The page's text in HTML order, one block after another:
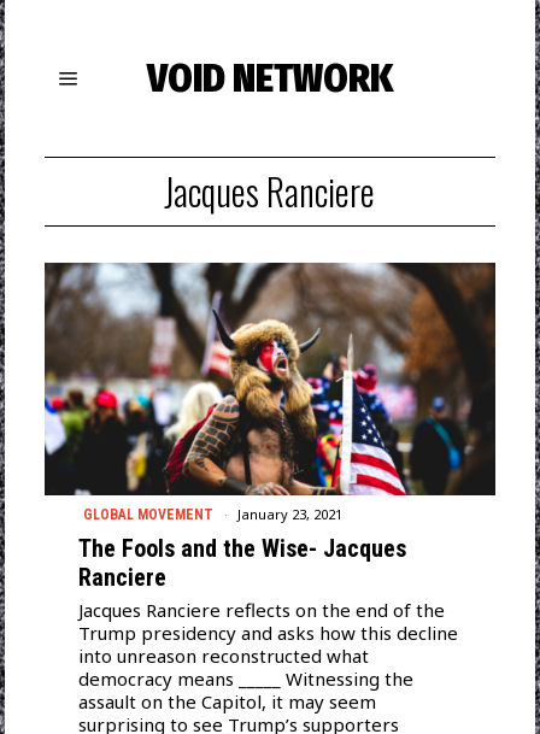
VOID NETWORK
Jacques Ranciere
GLOBAL MOVEMENT January 23, 2021
The Fools and the Wise- Jacques
Ranciere
Jacques Ranciere reflects on the end of the
Trump presidency and asks how this decline
into unreason reconstructed what
democracy means _____ Witnessing the
assault on the Capitol, it may seem
surprising to see Trump’s supporters